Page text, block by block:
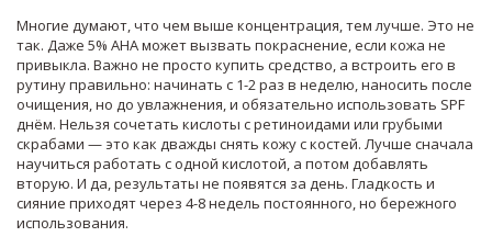
Многие думают, что чем выше концентрация, тем лучше. Это не
так. Даже 5% AHA может вызвать покраснение, если кожа не
привыкла. Важно не просто купить средство, а встроить его в
рутину правильно: начинать с 1-2 раз в неделю, наносить после
очищения, но до увлажнения, и обязательно использовать SPF
днём. Нельзя сочетать кислоты с ретиноидами или грубыми
скрабами — это как дважды снять кожу с костей. Лучше сначала
научиться работать с одной кислотой, а потом добавлять
вторую. И да, результаты не появятся за день. Гладкость и
сияние приходят через 4-8 недель постоянного, но бережного
использования.